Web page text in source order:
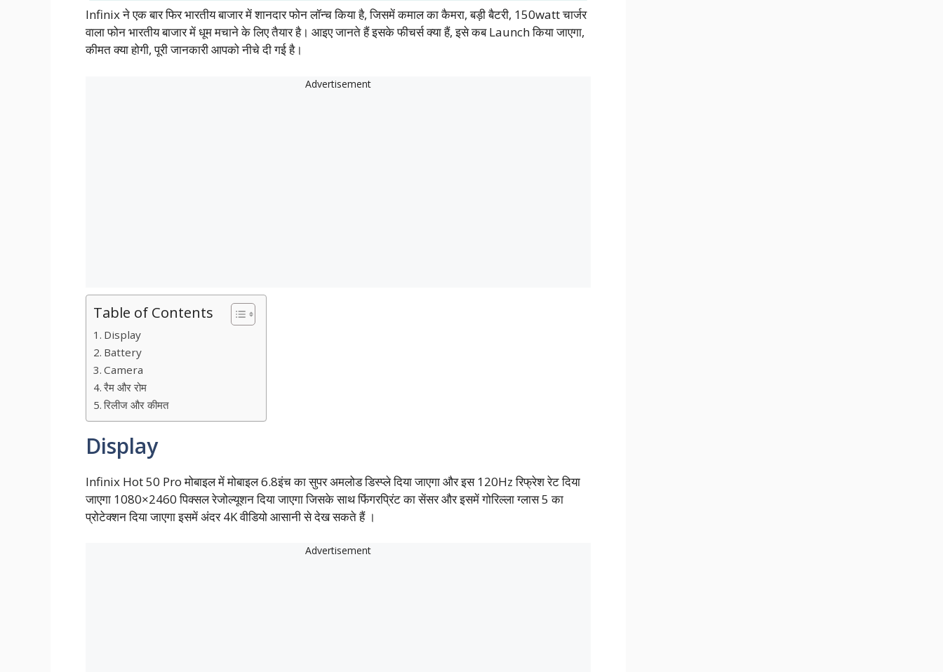
Infinix ने एक बार फिर भारतीय बाजार में शानदार फोन लॉन्च किया है, जिसमें कमाल का कैमरा, बड़ी बैटरी, 150watt चार्जर
वाला फोन भारतीय बाजार में धूम मचाने के लिए तैयार है। आइए जानते हैं इसके फीचर्स क्या हैं, इसे कब Launch किया जाएगा,
कीमत क्या होगी, पूरी जानकारी आपको नीचे दी गई है।
Table of Contents
Display
Battery
Camera
रैम और रोम
रिलीज और कीमत
Display
Infinix Hot 50 Pro मोबाइल में मोबाइल 6.8इंच का सुपर अमलोड डिस्प्ले दिया जाएगा और इस 120Hz रिफ्रेश रेट दिया
जाएगा 1080×2460 पिक्सल रेजोल्यूशन दिया जाएगा जिसके साथ फिंगरप्रिंट का सेंसर और इसमें गोरिल्ला ग्लास 5 का
प्रोटेक्शन दिया जाएगा इसमें अंदर 4K वीडियो आसानी से देख सकते हैं ।